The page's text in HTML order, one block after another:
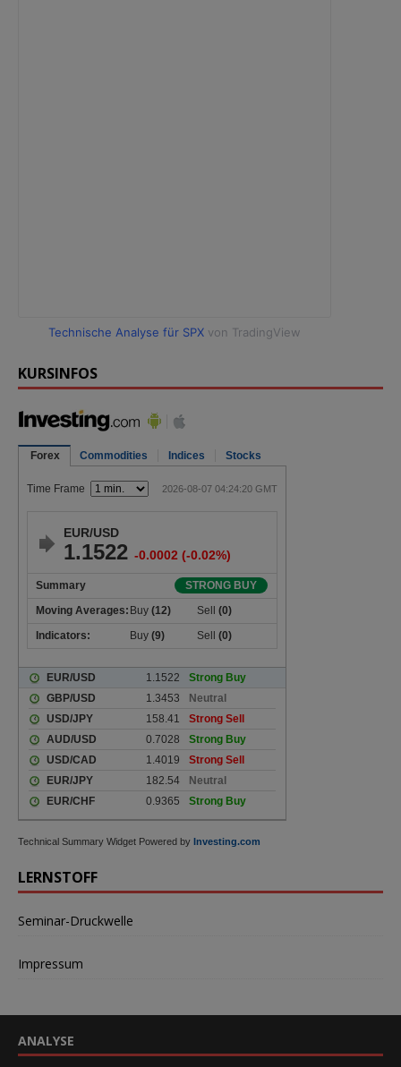
Technische Analyse für SPX von TradingView
KURSINFOS
Technical Summary Widget Powered by Investing.com
LERNSTOFF
Seminar-Druckwelle
Impressum
ANALYSE